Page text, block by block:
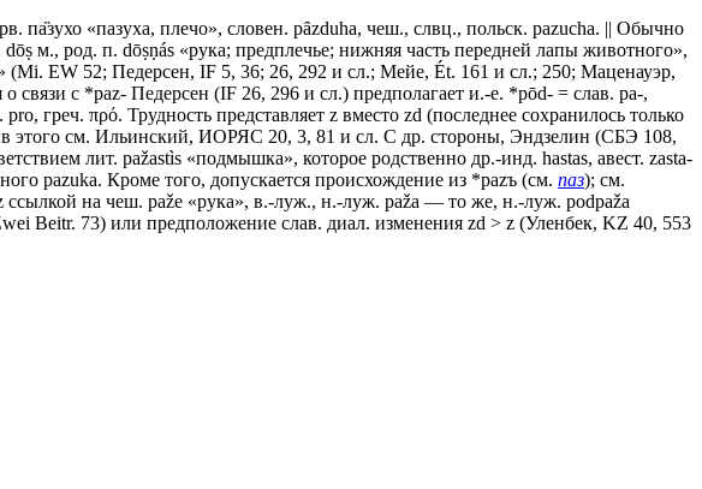
па̏зухо «пазуха, плечо», словен. pȃzduha, чеш., слвц., польск. раzuсhа. || Обычно
м., род. п. dōṣṇás «рука; предплечье; нижняя часть передней лапы животного»,
(Мi. ЕW 52; Педерсен, IF 5, 36; 26, 292 и сл.; Мейе, Ét. 161 и сл.; 250; Маценауэр,
с *раz- Педерсен (IF 26, 296 и сл.) предполагает и.-е. *рōd- = слав. ра-,
греч. πρό. Трудность представляет z вместо zd (последнее сохранилось только
этого см. Ильинский, ИОРЯС 20, 3, 81 и сл. С др. стороны, Эндзелин (СБЭ 108,
лит. раžаstìs «подмышка», которое родственно др.-инд. hastas, авест. zasta-
раzukа. Кроме того, допускается происхождение из *раzъ (см. паз); см.
на чеш. раžе «рука», в.-луж., н.-луж. раžа — то же, н.-луж. роdраžа
Beitr. 73) или предположение слав. диал. изменения zd > z (Уленбек, KZ 40, 553